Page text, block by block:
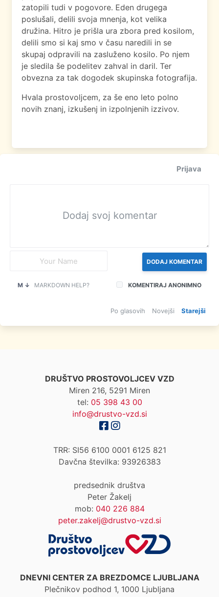
zatopili tudi v pogovore. Eden drugega
poslušali, delili svoja mnenja, kot velika
družina. Hitro je prišla ura zbora pred kosilom,
delili smo si kaj smo v času naredili in se
skupaj odpravili na zasluženo kosilo. Po njem
je sledila še podelitev zahval in daril. Ter
obvezna za tak dogodek skupinska fotografija.
Hvala prostovoljcem, za še eno leto polno
novih znanj, izkušenj in izpolnjenih izzivov.
Prijava
DODAJ KOMENTAR
KOMENTIRAJ ANONIMNO
M ↓ MARKDOWN HELP?
Po glasovih Novejši Starejši
DRUŠTVO PROSTOVOLJCEV VZD
Miren 216, 5291 Miren
tel: 05 398 43 00
info@drustvo-vzd.si
TRR: SI56 6100 0001 6125 821
Davčna številka: 93926383
predsednik društva
Peter Žakelj
mob: 040 226 884
peter.zakelj@drustvo-vzd.si
DNEVNI CENTER ZA BREZDOMCE LJUBLJANA
Plečnikov podhod 1, 1000 Ljubljana